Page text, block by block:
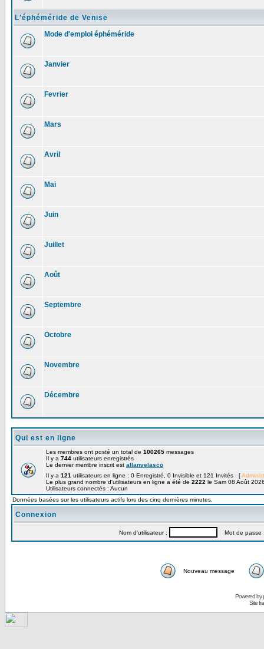
L'éphéméride de Venise
Mode d'emploi éphéméride
Janvier
Fevrier
Mars
Avril
Mai
Juin
Juillet
Août
Septembre
Octobre
Novembre
Décembre
Qui est en ligne
Les membres ont posté un total de 100265 messages
Il y a 744 utilisateurs enregistrés
Le dernier membre inscrit est allanvelasco
Il y a 121 utilisateurs en ligne : 0 Enregistré, 0 Invisible et 121 Invités [
Le plus grand nombre d'utilisateurs en ligne a été de 2222 le Sam 08 Août
Utilisateurs connectés : Aucun
Données basées sur les utilisateurs actifs lors des cinq dernières minutes.
Connexion
Nom d'utilisateur : Mot de passe
Nouveau message
Powered by
Site